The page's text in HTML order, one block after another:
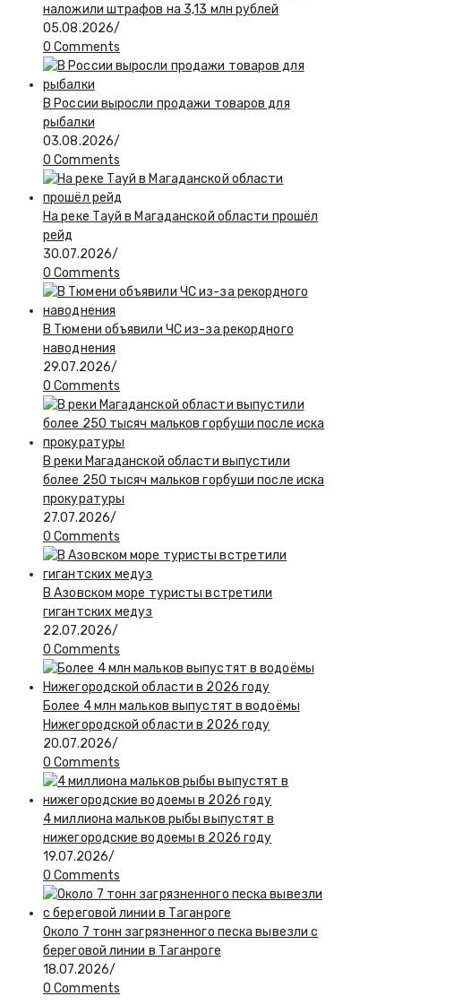
наложили штрафов на 3,13 млн рублей
05.08.2026/
0 Comments
В России выросли продажи товаров для
рыбалки
03.08.2026/
0 Comments
На реке Тауй в Магаданской области прошёл
рейд
30.07.2026/
0 Comments
В Тюмени объявили ЧС из-за рекордного
наводнения
29.07.2026/
0 Comments
В реки Магаданской области выпустили
более 250 тысяч мальков горбуши после иска
прокуратуры
27.07.2026/
0 Comments
В Азовском море туристы встретили
гигантских медуз
22.07.2026/
0 Comments
Более 4 млн мальков выпустят в водоёмы
Нижегородской области в 2026 году
20.07.2026/
0 Comments
4 миллиона мальков рыбы выпустят в
нижегородские водоемы в 2026 году
19.07.2026/
0 Comments
Около 7 тонн загрязненного песка вывезли с
береговой линии в Таганроге
18.07.2026/
0 Comments